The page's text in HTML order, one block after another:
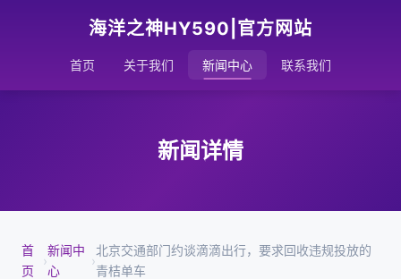
海洋之神HY590|官方网站
首页 关于我们 新闻中心 联系我们
新闻详情
首
页
›
新闻中
心
›
北京交通部门约谈滴滴出行，要求回收违规投放的
青桔单车